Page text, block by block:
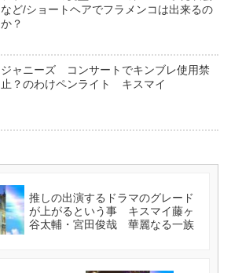
など/ショートヘアでフラメンコは出来るの
か？
ジャニーズ コンサートでキンブレ使用禁
止？のわけペンライト キスマイ
推しの出演するドラマのグレード
が上がるという事 キスマイ藤ヶ
谷太輔・宮田俊哉 華麗なる一族